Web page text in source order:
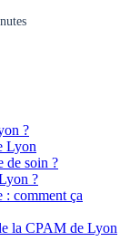
?
Lyon
de soin ?
?
: comment ça
la CPAM de Lyon